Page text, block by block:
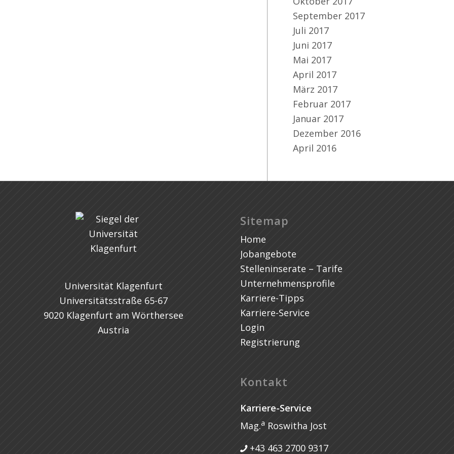
September 2017
Juli 2017
Juni 2017
Mai 2017
April 2017
März 2017
Februar 2017
Januar 2017
Dezember 2016
April 2016
Universität Klagenfurt
Universitätsstraße 65-67
9020 Klagenfurt am Wörthersee
Austria
Sitemap
Home
Jobangebote
Stelleninserate – Tarife
Unternehmensprofile
Karriere-Tipps
Karriere-Service
Login
Registrierung
Kontakt
Karriere-Service
Mag.a Roswitha Jost
+43 463 2700 9317